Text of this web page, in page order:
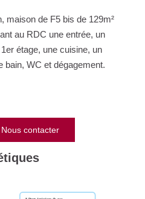
maison de F5 bis de 129m²
au RDC une entrée, un
étage, une cuisine, un
bain, WC et dégagement.
Nous contacter